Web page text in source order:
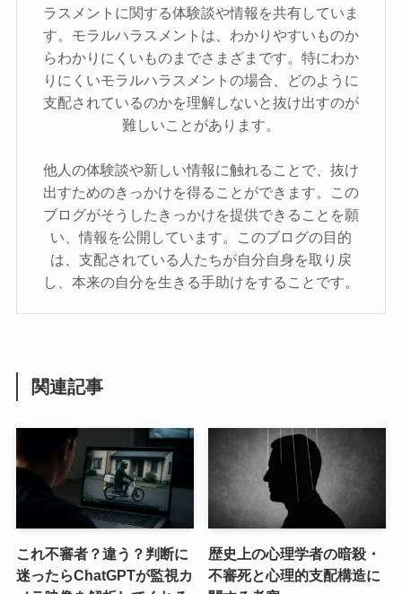
ラスメントに関する体験談や情報を共有していま
す。モラルハラスメントは、わかりやすいものか
らわかりにくいものまでさまざまです。特にわか
りにくいモラルハラスメントの場合、どのように
支配されているのかを理解しないと抜け出すのが
難しいことがあります。
他人の体験談や新しい情報に触れることで、抜け
出すためのきっかけを得ることができます。この
ブログがそうしたきっかけを提供できることを願
い、情報を公開しています。このブログの目的
は、支配されている人たちが自分自身を取り戻
し、本来の自分を生きる手助けをすることです。
関連記事
これ不審者？違う？判断に
迷ったらChatGPTが監視カ
歴史上の心理学者の暗殺・
不審死と心理的支配構造に